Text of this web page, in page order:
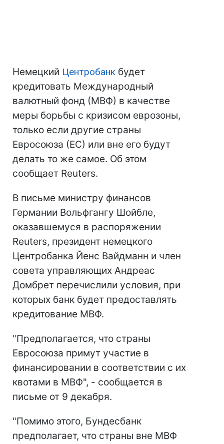
Немецкий Центробанк будет
кредитовать Международный
валютный фонд (МВФ) в качестве
меры борьбы с кризисом еврозоны,
только если другие страны
Евросоюза (ЕС) или вне его будут
делать то же самое. Об этом
сообщает Reuters.
В письме министру финансов
Германии Вольфгангу Шойбле,
оказавшемуся в распоряжении
Reuters, президент немецкого
Центробанка Йенс Вайдманн и член
совета управляющих Андреас
Домбрет перечислили условия, при
которых банк будет предоставлять
кредитование МВФ.
"Предполагается, что страны
Евросоюза примут участие в
финансировании в соответствии с их
квотами в МВФ", - сообщается в
письме от 9 декабря.
"Помимо этого, Бундесбанк
предполагает, что страны вне МВФ